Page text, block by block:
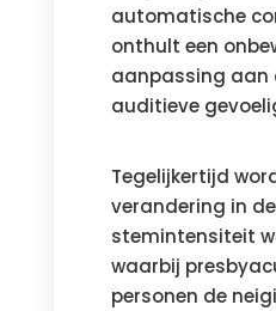
automatische
onthult een
aanpassing aan
auditieve
Tegelijkertijd
verandering in de
stemintensiteit
waarbij
personen de